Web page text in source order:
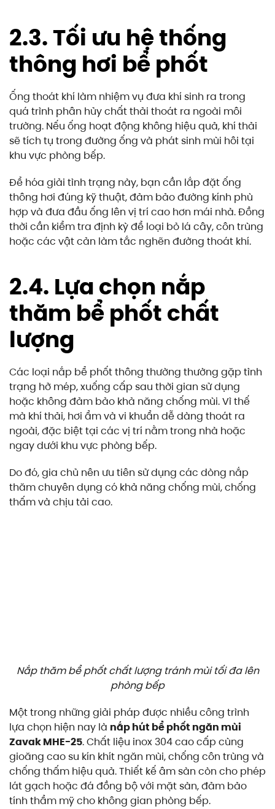
2.3. Tối ưu hệ thống
thông hơi bể phốt
Ống thoát khí làm nhiệm vụ đưa khí sinh ra trong
quá trình phân hủy chất thải thoát ra ngoài môi
trường. Nếu ống hoạt động không hiệu quả, khí thải
sẽ tích tụ trong đường ống và phát sinh mùi hôi tại
khu vực phòng bếp.
Để hóa giải tình trạng này, bạn cần lắp đặt ống
thông hơi đúng kỹ thuật, đảm bảo đường kính phù
hợp và đưa đầu ống lên vị trí cao hơn mái nhà. Đồng
thời cần kiểm tra định kỳ để loại bỏ lá cây, côn trùng
hoặc các vật cản làm tắc nghẽn đường thoát khí.
2.4. Lựa chọn nắp
thăm bể phốt chất
lượng
Các loại nắp bể phốt thông thường thường gặp tình
trạng hở mép, xuống cấp sau thời gian sử dụng
hoặc không đảm bảo khả năng chống mùi. Vì thế
mà khí thải, hơi ẩm và vi khuẩn dễ dàng thoát ra
ngoài, đặc biệt tại các vị trí nằm trong nhà hoặc
ngay dưới khu vực phòng bếp.
Do đó, gia chủ nên ưu tiên sử dụng các dòng nắp
thăm chuyên dụng có khả năng chống mùi, chống
thấm và chịu tải cao.
Nắp thăm bể phốt chất lượng tránh mùi tối đa lên
phòng bếp
Một trong những giải pháp được nhiều công trình
lựa chọn hiện nay là nắp hút bể phốt ngăn mùi
Zavak MHE-25. Chất liệu inox 304 cao cấp cùng
gioăng cao su kín khít ngăn mùi, chống côn trùng và
chống thấm hiệu quả. Thiết kế âm sàn còn cho phép
lát gạch hoặc đá đồng bộ với mặt sàn, đảm bảo
tính thẩm mỹ cho không gian phòng bếp.